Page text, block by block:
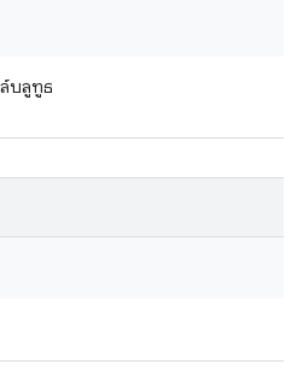
ล์บลูทูธ